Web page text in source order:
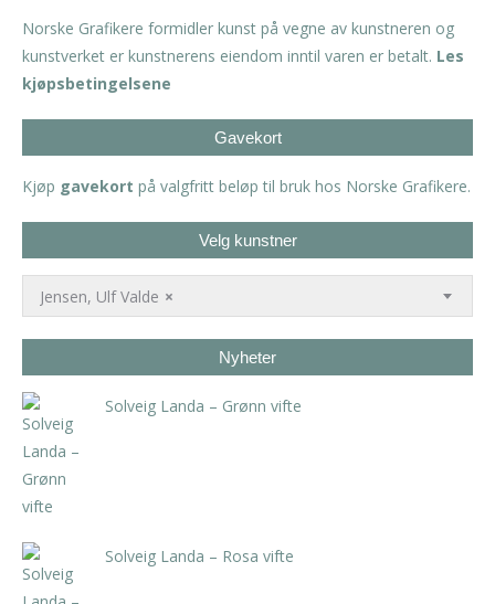
Norske Grafikere formidler kunst på vegne av kunstneren og
kunstverket er kunstnerens eiendom inntil varen er betalt. Les
kjøpsbetingelsene
Gavekort
Kjøp gavekort på valgfritt beløp til bruk hos Norske Grafikere.
Velg kunstner
×
Jensen, Ulf Valde
Nyheter
Solveig Landa – Grønn vifte
Solveig Landa – Rosa vifte